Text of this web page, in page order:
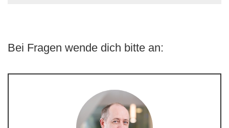
Bei Fragen wende dich bitte an: